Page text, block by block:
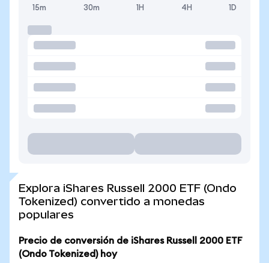
15m 30m 1H 4H 1D
Explora iShares Russell 2000 ETF (Ondo
Tokenized) convertido a monedas
populares
Precio de conversión de iShares Russell 2000 ETF
(Ondo Tokenized) hoy